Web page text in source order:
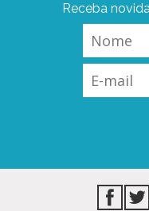
Receba